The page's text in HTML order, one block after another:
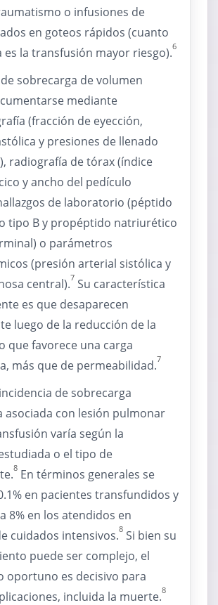
o infusiones de
en goteos rápidos (cuanto
es la transfusión mayor riesgo).6
sobrecarga de volumen
mediante
(fracción de eyección,
y presiones de llenado
radiografía de tórax (índice
y ancho del pedículo
de laboratorio (péptido
tipo B y propéptido natriurético
o parámetros
(presión arterial sistólica y
central).7 Su característica
es que desaparecen
luego de la reducción de la
que favorece una carga
más que de permeabilidad.7
de sobrecarga
asociada con lesión pulmonar
varía según la
o el tipo de
8 En términos generales se
en pacientes transfundidos y
8% en los atendidos en
cuidados intensivos.8 Si bien su
puede ser complejo, el
oportuno es decisivo para
incluida la muerte.8